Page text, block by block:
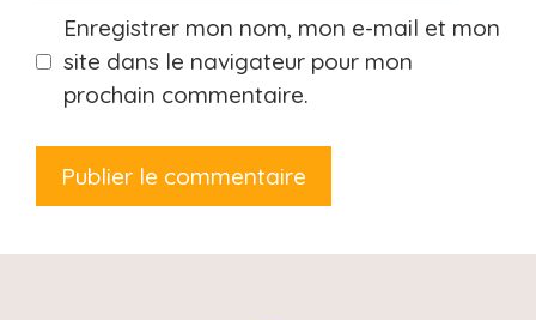
Enregistrer mon nom, mon e-mail et mon
site dans le navigateur pour mon
prochain commentaire.